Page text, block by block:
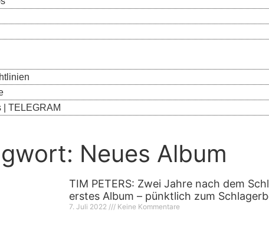
| TELEGRAM
Neues Album
TIM PETERS: Zwei Jahre nach dem
erstes Album – pünktlich zum
7. Juli 2022 Keine Kommentare